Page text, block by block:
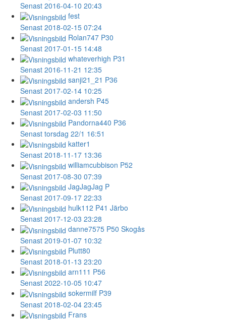
Senast 2016-04-10 20:43
fest
Senast 2018-02-15 07:24
Rolan747 P30
Senast 2017-01-15 14:48
whateverhigh P31
Senast 2016-11-21 12:35
sanji21_21 P36
Senast 2017-02-14 10:25
andersh P45
Senast 2017-02-03 11:50
Pandorna440 P36
Senast torsdag 22/1 16:51
katter1
Senast 2018-11-17 13:36
williamcubbison P52
Senast 2017-08-30 07:39
JagJagJag P
Senast 2017-09-17 22:33
hulk112 P41 Järbo
Senast 2017-12-03 23:28
danne7575 P50 Skogås
Senast 2019-01-07 10:32
Plutt80
Senast 2018-01-13 23:20
arn111 P56
Senast 2022-10-05 10:47
sokermilf P39
Senast 2018-02-04 23:45
Frans